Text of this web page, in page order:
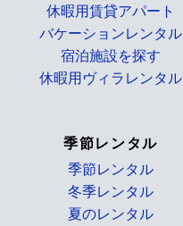
休暇用賃貸アパート
バケーションレンタル
宿泊施設を探す
休暇用ヴィラレンタル
季節レンタル
季節レンタル
冬季レンタル
夏のレンタル